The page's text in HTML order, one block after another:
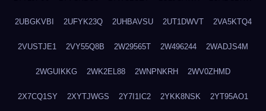
2UBGKVBI 2UFYK23Q 2UHBAVSU 2UT1DWVT 2VA5KTQ4
2VUSTJE1 2VY55Q8B 2W29565T 2W496244 2WADJS4M
2WGUIKKG 2WK2EL88 2WNPNKRH 2WV0ZHMD
2X7CQ1SY 2XYTJWGS 2Y7I1IC2 2YKK8NSK 2YT95AO1